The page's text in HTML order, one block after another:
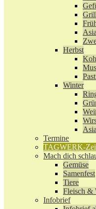
Herbst
Winter
Termine
TAGWERK-
Mach dich
Gemüse
Samenfest
Tiere
Fleisch &
Infobrief